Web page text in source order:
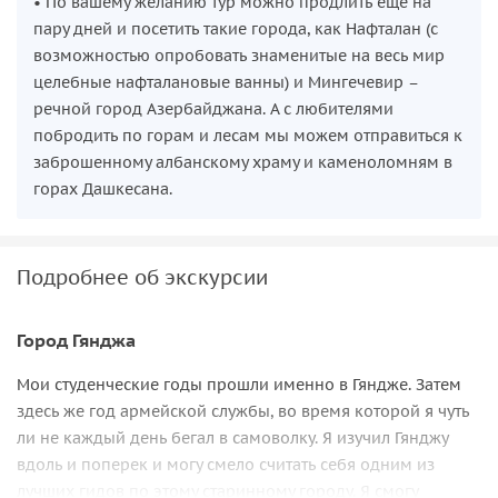
пару дней и посетить такие города, как Нафталан (с
возможностью опробовать знаменитые на весь мир
целебные нафталановые ванны) и Мингечевир –
речной город Азербайджана. А с любителями
побродить по горам и лесам мы можем отправиться к
заброшенному албанскому храму и каменоломням в
горах Дашкесана.
Подробнее об экскурсии
Город Гянджа
Мои студенческие годы прошли именно в Гяндже. Затем
здесь же год армейской службы, во время которой я чуть
ли не каждый день бегал в самоволку. Я изучил Гянджу
вдоль и поперек и могу смело считать себя одним из